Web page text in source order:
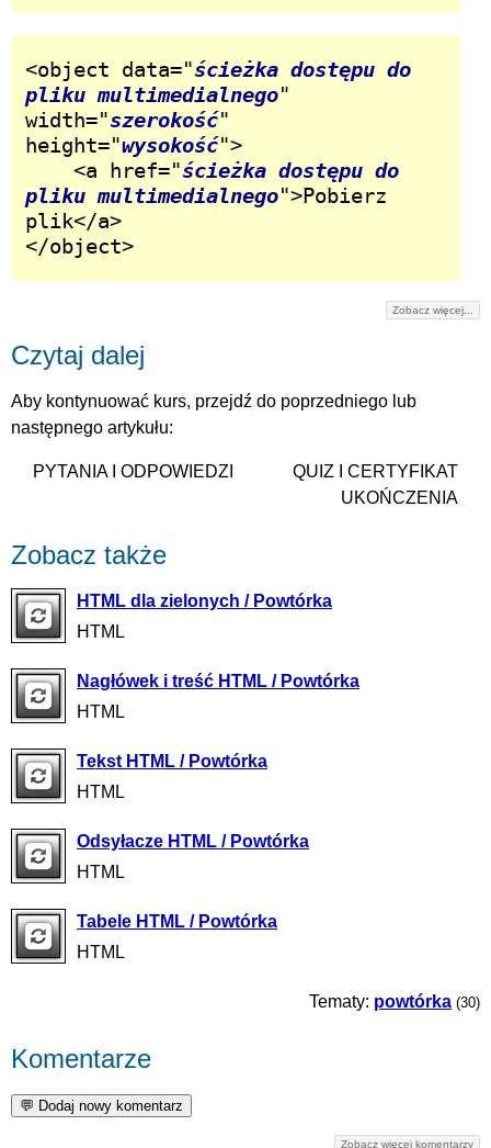
<object data="ścieżka dostępu do
pliku multimedialnego"
width="szerokość"
height="wysokość">
	<a href="
ścieżka dostępu do
pliku multimedialnego">Pobierz
plik</a>
</object>
Zobacz więcej...
Czytaj dalej
Aby kontynuować kurs, przejdź do poprzedniego lub
następnego artykułu:
PYTANIA I ODPOWIEDZI
QUIZ I CERTYFIKAT
UKOŃCZENIA
Zobacz także
HTML dla zielonych / Powtórka
HTML
Nagłówek i treść HTML / Powtórka
HTML
Tekst HTML / Powtórka
HTML
Odsyłacze HTML / Powtórka
HTML
Tabele HTML / Powtórka
HTML
Tematy: powtórka (30)
Komentarze
Zobacz więcej komentarzy